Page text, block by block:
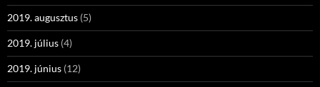
2019. augusztus (5)
2019. július (4)
2019. június (12)